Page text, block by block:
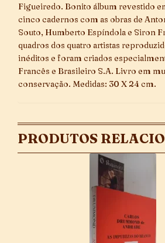
Figueiredo. Bonito álbum revestido
cinco cadernos com as obras de
Souto, Humberto Espíndola e Siron
quadros dos quatro artistas
inéditos e foram criados
Francês e Brasileiro S.A. Livro em
conservação. Medidas: 30 X 24 cm.
PRODUTOS